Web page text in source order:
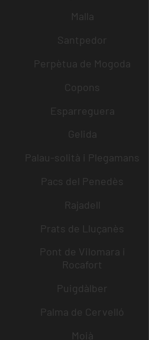
Malla
Santpedor
Perpètua de Mogoda
Copons
Esparreguera
Gelida
Palau-solità i Plegamans
Pacs del Penedès
Rajadell
Prats de Lluçanès
Pont de Vilomara i
Rocafort
Puigdàlber
Palma de Cervelló
Moià